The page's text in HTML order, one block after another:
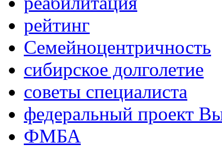
рейтинг
Семейноцентричность
сибирское долголетие
советы специалиста
федеральный проект
ФМБА